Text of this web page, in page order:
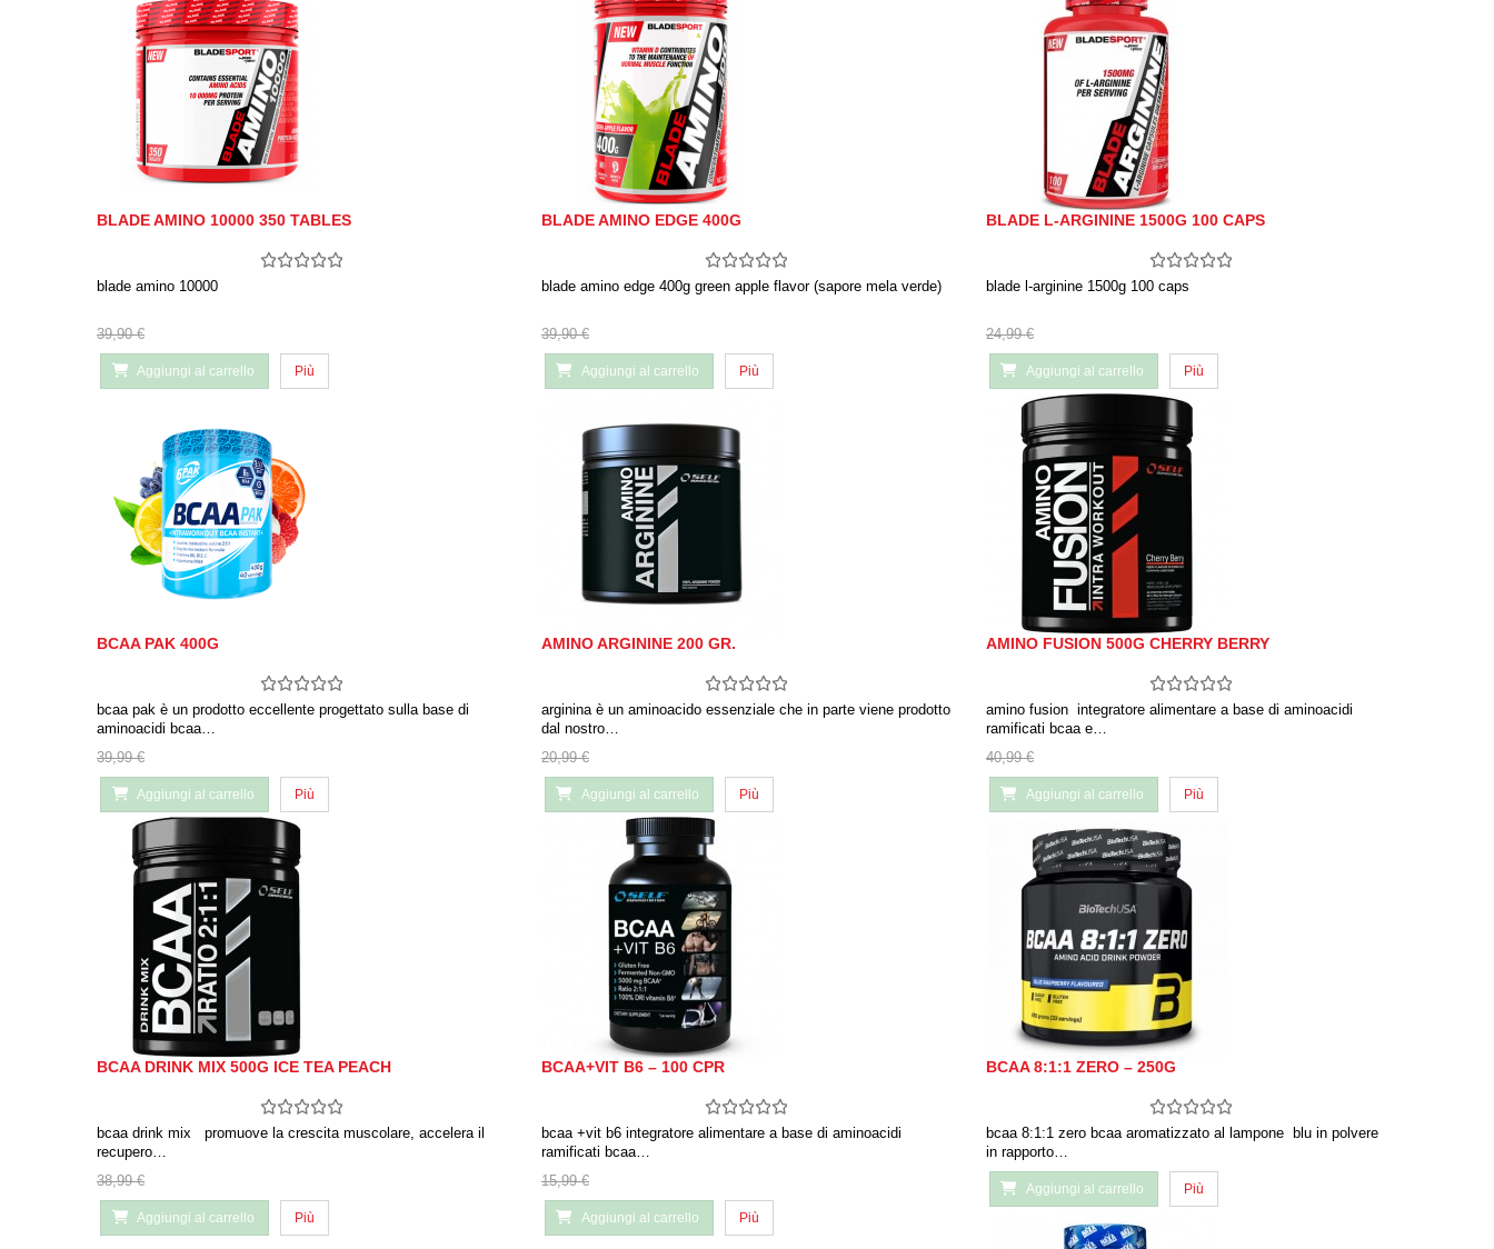
BLADE AMINO 10000 350 TABLES
blade amino 10000
39,90 €
Aggiungi al carrello Più
BLADE AMINO EDGE 400G
blade amino edge 400g green apple flavor (sapore mela verde)
39,90 €
Aggiungi al carrello Più
BLADE L-ARGININE 1500G 100 CAPS
blade l-arginine 1500g 100 caps
24,99 €
Aggiungi al carrello Più
BCAA PAK 400G
bcaa pak è un prodotto eccellente progettato sulla base di
aminoacidi bcaa…
39,99 €
Aggiungi al carrello Più
AMINO ARGININE 200 GR.
arginina è un aminoacido essenziale che in parte viene prodotto
dal nostro…
20,99 €
Aggiungi al carrello Più
AMINO FUSION 500G CHERRY BERRY
amino fusion integratore alimentare a base di aminoacidi
ramificati bcaa e…
40,99 €
Aggiungi al carrello Più
BCAA DRINK MIX 500G ICE TEA PEACH
bcaa drink mix promuove la crescita muscolare, accelera il
recupero…
38,99 €
Aggiungi al carrello Più
BCAA+VIT B6 – 100 CPR
bcaa +vit b6 integratore alimentare a base di aminoacidi
ramificati bcaa…
15,99 €
Aggiungi al carrello Più
BCAA 8:1:1 ZERO – 250G
bcaa 8:1:1 zero bcaa aromatizzato al lampone blu in polvere
in rapporto…
Aggiungi al carrello Più